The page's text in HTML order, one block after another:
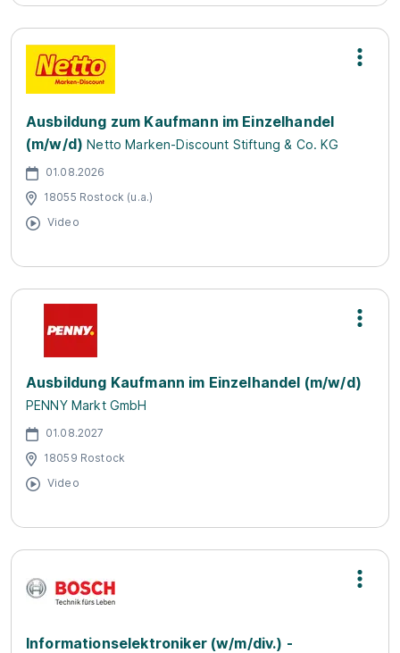
Ausbildung zum Kaufmann im Einzelhandel
(m/w/d) Netto Marken-Discount Stiftung & Co. KG
01.08.2026
18055 Rostock (u.a.)
Video
Ausbildung Kaufmann im Einzelhandel (m/w/d)
PENNY Markt GmbH
01.08.2027
18059 Rostock
Video
Informationselektroniker (w/m/div.) -